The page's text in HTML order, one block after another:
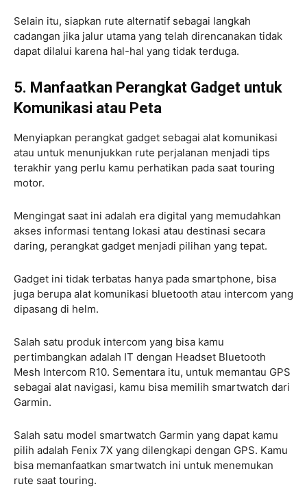
Selain itu, siapkan rute alternatif sebagai langkah
cadangan jika jalur utama yang telah direncanakan tidak
dapat dilalui karena hal-hal yang tidak terduga.
5. Manfaatkan Perangkat Gadget untuk
Komunikasi atau Peta
Menyiapkan perangkat gadget sebagai alat komunikasi
atau untuk menunjukkan rute perjalanan menjadi tips
terakhir yang perlu kamu perhatikan pada saat touring
motor.
Mengingat saat ini adalah era digital yang memudahkan
akses informasi tentang lokasi atau destinasi secara
daring, perangkat gadget menjadi pilihan yang tepat.
Gadget ini tidak terbatas hanya pada smartphone, bisa
juga berupa alat komunikasi bluetooth atau intercom yang
dipasang di helm.
Salah satu produk intercom yang bisa kamu
pertimbangkan adalah IT dengan Headset Bluetooth
Mesh Intercom R10. Sementara itu, untuk memantau GPS
sebagai alat navigasi, kamu bisa memilih smartwatch dari
Garmin.
Salah satu model smartwatch Garmin yang dapat kamu
pilih adalah Fenix 7X yang dilengkapi dengan GPS. Kamu
bisa memanfaatkan smartwatch ini untuk menemukan
rute saat touring.